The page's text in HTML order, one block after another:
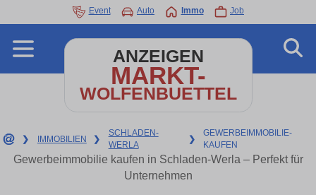
Event Auto Immo Job
ANZEIGEN
MARKT-
WOLFENBUETTEL
❯ IMMOBILIEN ❯
SCHLADEN-
WERLA
❯
GEWERBEIMMOBILIE-
KAUFEN
Gewerbeimmobilie kaufen in Schladen-Werla – Perfekt für
Unternehmen